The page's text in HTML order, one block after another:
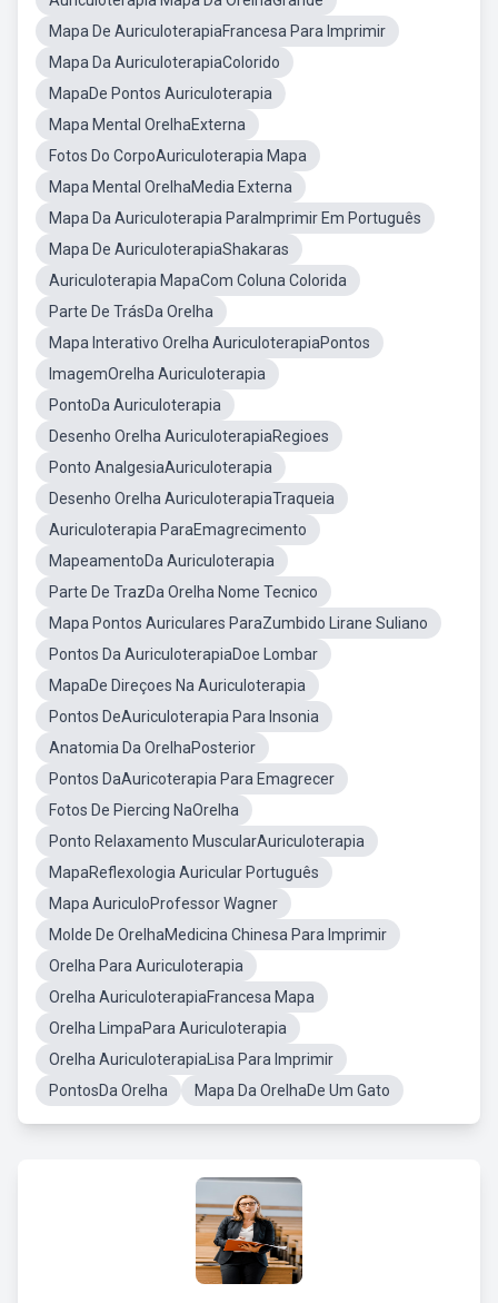
Mapa De AuriculoterapiaFrancesa Para Imprimir
Mapa Da AuriculoterapiaColorido
MapaDe Pontos Auriculoterapia
Mapa Mental OrelhaExterna
Fotos Do CorpoAuriculoterapia Mapa
Mapa Mental OrelhaMedia Externa
Mapa Da Auriculoterapia ParaImprimir Em Português
Mapa De AuriculoterapiaShakaras
Auriculoterapia MapaCom Coluna Colorida
Parte De TrásDa Orelha
Mapa Interativo Orelha AuriculoterapiaPontos
ImagemOrelha Auriculoterapia
PontoDa Auriculoterapia
Desenho Orelha AuriculoterapiaRegioes
Ponto AnalgesiaAuriculoterapia
Desenho Orelha AuriculoterapiaTraqueia
Auriculoterapia ParaEmagrecimento
MapeamentoDa Auriculoterapia
Parte De TrazDa Orelha Nome Tecnico
Mapa Pontos Auriculares ParaZumbido Lirane Suliano
Pontos Da AuriculoterapiaDoe Lombar
MapaDe Direçoes Na Auriculoterapia
Pontos DeAuriculoterapia Para Insonia
Anatomia Da OrelhaPosterior
Pontos DaAuricoterapia Para Emagrecer
Fotos De Piercing NaOrelha
Ponto Relaxamento MuscularAuriculoterapia
MapaReflexologia Auricular Português
Mapa AuriculoProfessor Wagner
Molde De OrelhaMedicina Chinesa Para Imprimir
Orelha Para Auriculoterapia
Orelha AuriculoterapiaFrancesa Mapa
Orelha LimpaPara Auriculoterapia
Orelha AuriculoterapiaLisa Para Imprimir
PontosDa Orelha
Mapa Da OrelhaDe Um Gato